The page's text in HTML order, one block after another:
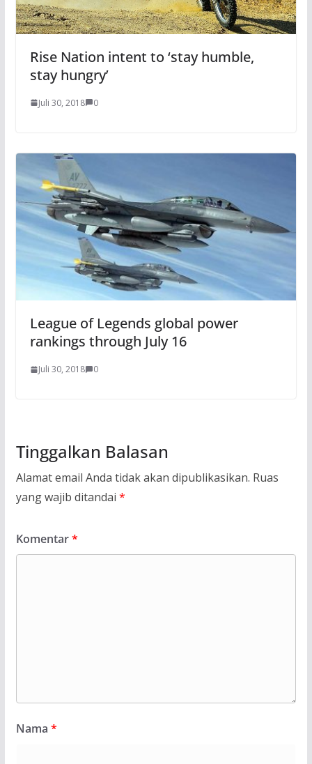
Rise Nation intent to ‘stay humble,
stay hungry’
Juli 30, 2018 0
League of Legends global power
rankings through July 16
Juli 30, 2018 0
Tinggalkan Balasan
Alamat email Anda tidak akan dipublikasikan. Ruas
yang wajib ditandai *
Komentar*
Nama *